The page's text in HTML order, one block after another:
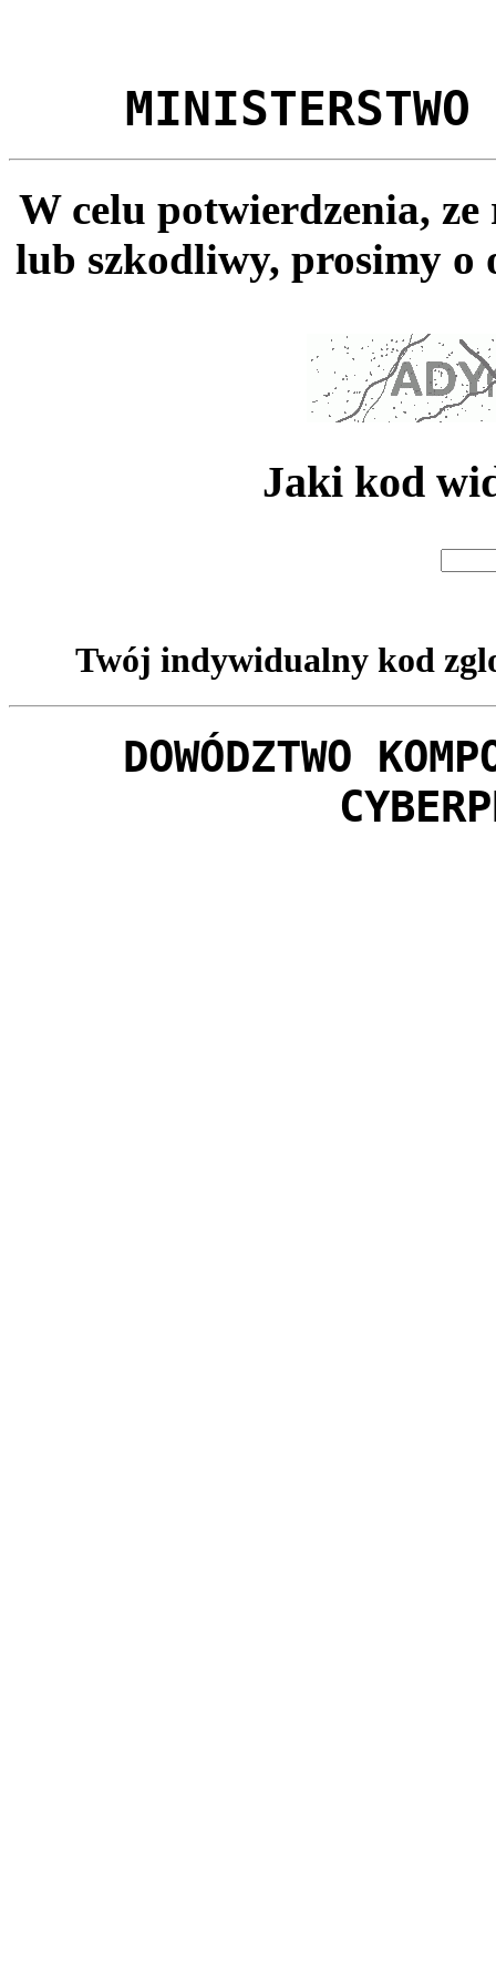
MINISTERSTWO
W celu potwierdzenia,
lub szkodliwy, prosimy o
Jaki kod
Twój indywidualny kod
DOWÓDZTWO